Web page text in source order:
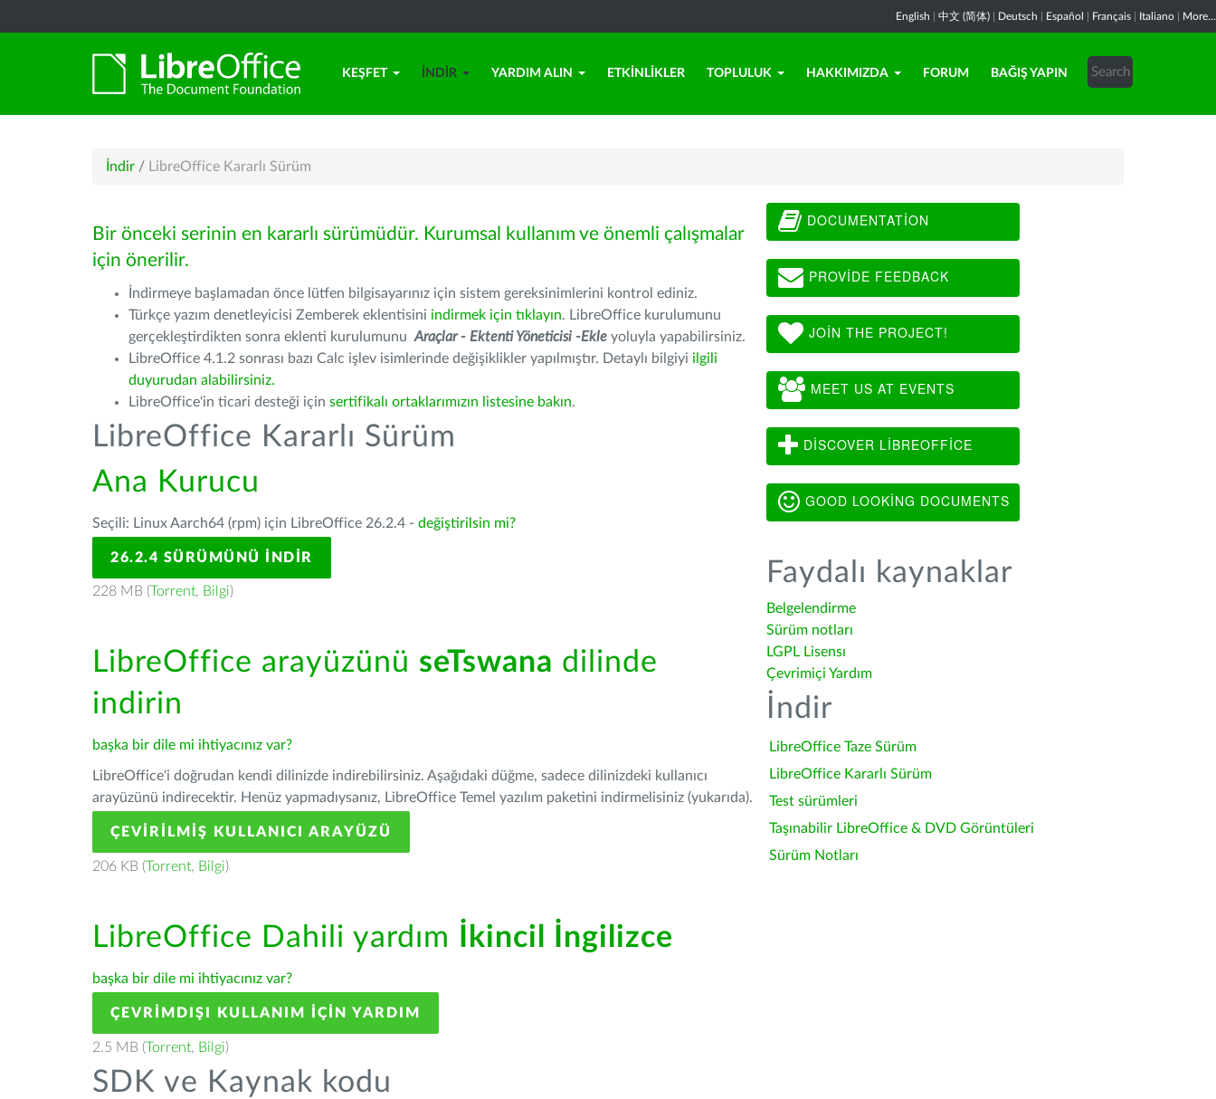
English 中文 (简体) Deutsch Español Français Italiano More...
KEŞFET İNDIR YARDIM ALIN ETKINLIKLER TOPLULUK HAKKIMIZDA FORUM BAĞIŞ YAPIN
İndir / LibreOffice Kararlı Sürüm
Bir önceki serinin en kararlı sürümüdür. Kurumsal kullanım ve önemli çalışmalar
için önerilir.
İndirmeye başlamadan önce lütfen bilgisayarınız için sistem gereksinimlerini kontrol ediniz.
Türkçe yazım denetleyicisi Zemberek eklentisini indirmek için tıklayın. LibreOffice kurulumunu
gerçekleştirdikten sonra eklenti kurulumunu Araçlar - Ektenti Yöneticisi -Ekle yoluyla yapabilirsiniz.
LibreOffice 4.1.2 sonrası bazı Calc işlev isimlerinde değişiklikler yapılmıştır. Detaylı bilgiyi ilgili
duyurudan alabilirsiniz.
LibreOffice'in ticari desteği için sertifikalı ortaklarımızın listesine bakın.
LibreOffice Kararlı Sürüm
Ana Kurucu
Seçili: Linux Aarch64 (rpm) için LibreOffice 26.2.4 - değiştirilsin mi?
26.2.4 SÜRÜMÜNÜ İNDIR
228 MB (Torrent, Bilgi)
LibreOffice arayüzünü seTswana dilinde
indirin
başka bir dile mi ihtiyacınız var?
LibreOffice'i doğrudan kendi dilinizde indirebilirsiniz. Aşağıdaki düğme, sadece dilinizdeki kullanıcı
arayüzünü indirecektir. Henüz yapmadıysanız, LibreOffice Temel yazılım paketini indirmelisiniz (yukarıda).
ÇEVIRILMIŞ KULLANICI ARAYÜZÜ
206 KB (Torrent, Bilgi)
LibreOffice Dahili yardım İkincil İngilizce
başka bir dile mi ihtiyacınız var?
ÇEVRIMDIŞI KULLANIM IÇIN YARDIM
2.5 MB (Torrent, Bilgi)
SDK ve Kaynak kodu
DOCUMENTATION
PROVIDE FEEDBACK
JOIN THE PROJECT!
MEET US AT EVENTS
DISCOVER LIBREOFFICE
GOOD LOOKING DOCUMENTS
Faydalı kaynaklar
Belgelendirme
Sürüm notları
LGPL Lisensı
Çevrimiçi Yardım
İndir
LibreOffice Taze Sürüm
LibreOffice Kararlı Sürüm
Test sürümleri
Taşınabilir LibreOffice & DVD Görüntüleri
Sürüm Notları